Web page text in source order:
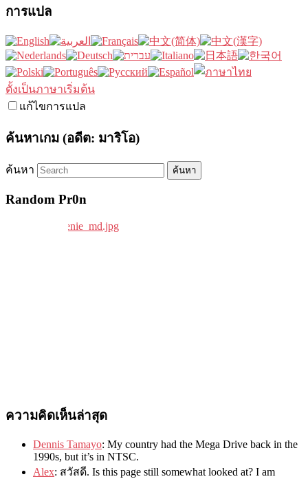
การแปล
ตั้งเป็นภาษาเริ่มต้น
แก้ไขการแปล
ค้นหาเกม (อดีต: มาริโอ)
ค้นหา
Random Pr0n
ความคิดเห็นล่าสุด
Dennis Tamayo: My country had the Mega Drive back in the
1990s, but it’s in NTSC.
Alex: สวัสดี. Is this page still somewhat looked at? I am